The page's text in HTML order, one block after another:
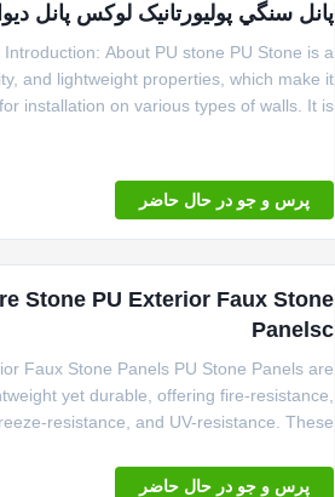
پانل سنگي پوليورتانيک لوکس پانل
About PU stone PU Stone is a
and lightweight properties, which make it
installation on various types of walls. It is ...
پرس و جو در حال حاضر
Stone PU Exterior Faux Stone
Panelsc
Faux Stone Panels PU Stone Panels are
yet durable, offering fire-resistance,
resistance, and UV-resistance. These ...
پرس و جو در حال حاضر